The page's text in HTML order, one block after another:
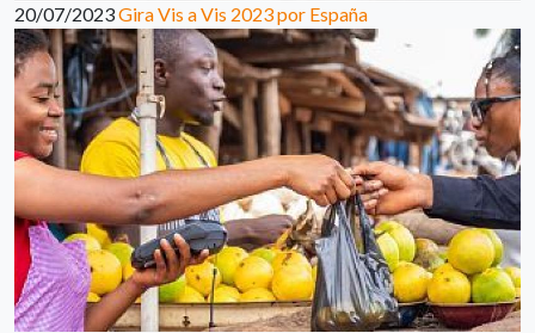
20/07/2023Gira Vis a Vis 2023 por España